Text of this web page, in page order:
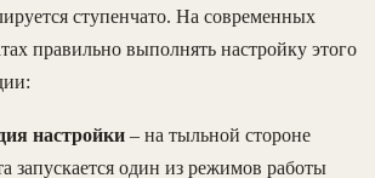
ступенчато. На современных
правильно выполнять настройку этого
настройки – на тыльной стороне
запускается один из режимов работы